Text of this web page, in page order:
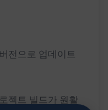
전으로 업데이트
젝트 빌드가 원활